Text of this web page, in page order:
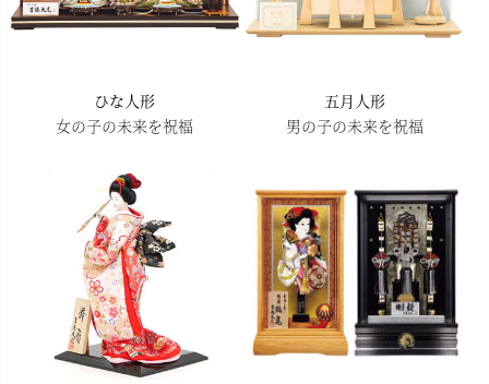
ひな人形
女の子の未来を祝福
五月人形
男の子の未来を祝福